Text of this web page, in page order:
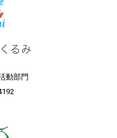
るみ
動部門